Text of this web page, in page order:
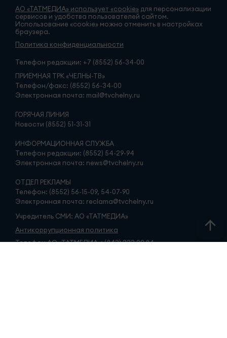
АО «ТАТМЕДИА» использует «cookie» для персонализации
сервисов и удобства пользователей сайтом.
Использование «cookie» можно отменить в настройках
браузера.
Политика конфиденциальности
Телефон редакции: +7 (8552) 56-34-00
ПРИЁМНАЯ ТРК «ЧЕЛНЫ-ТВ»
Телефон/факс: (8552) 56-34-00
Электронная почта: mail@tvchelny.ru
ГОРЯЧАЯ ЛИНИЯ
Новости (8552) 51-31-31
ИНФОРМАЦИОННАЯ СЛУЖБА
Телефон редакции: (8552) 54-29-94
Электронная почта: news@tvchelny.ru
ОТДЕЛ РЕКЛАМЫ
Телефон: (8552) 56-15-09, 54-07-90
Электронная почта: reclama@tvchelny.ru
Учредитель СМИ: АО «ТАТМЕДИА»
Антикоррупционная политика
Телефон АО «ТАТМЕДИА»: (843) 222 09 84